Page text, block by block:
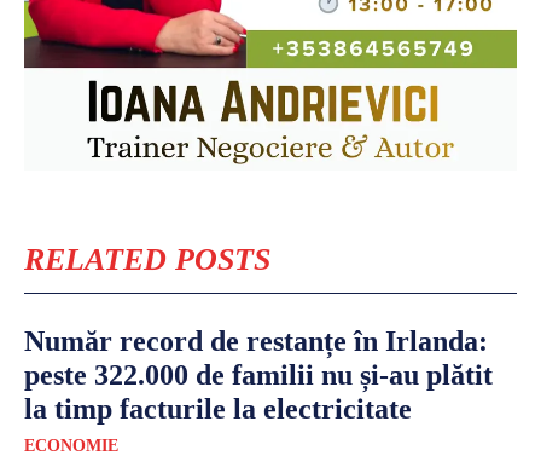
RELATED POSTS
Număr record de restanțe în Irlanda:
peste 322.000 de familii nu și-au plătit
la timp facturile la electricitate
ECONOMIE